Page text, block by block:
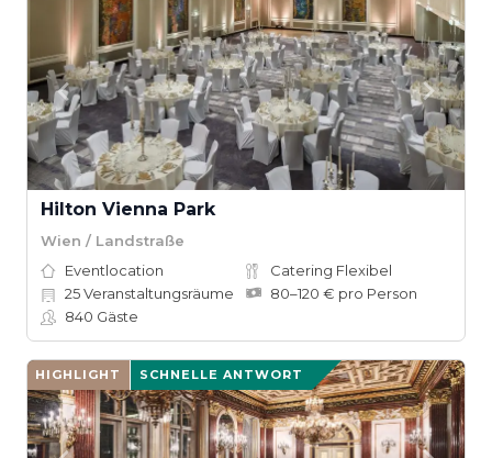
Hilton Vienna Park
Wien / Landstraße
Eventlocation
Catering Flexibel
25Veranstaltungsräume
80–120 € pro Person
840 Gäste
HIGHLIGHT SCHNELLE ANTWORT